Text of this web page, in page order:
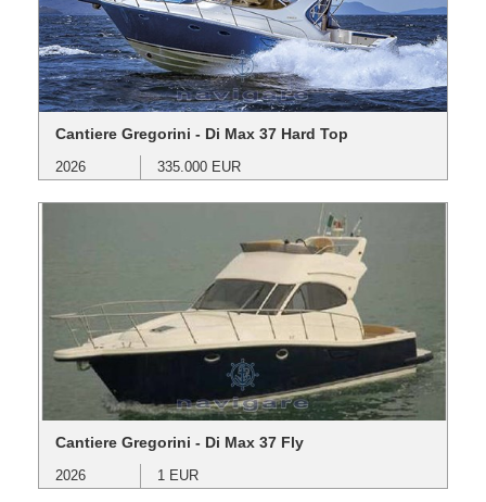
Cantiere Gregorini - Di Max 37 Hard Top
2026 335.000 EUR
Cantiere Gregorini - Di Max 37 Fly
2026 1 EUR